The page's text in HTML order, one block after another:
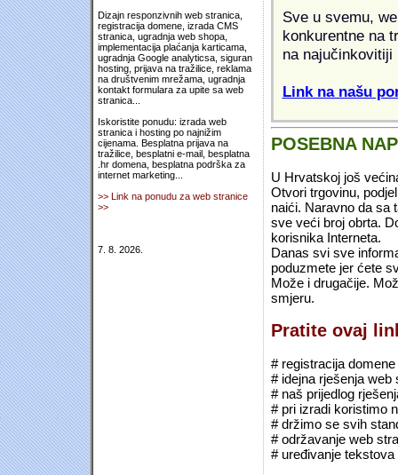
Dizajn responzivnih web stranica,
registracija domene, izrada CMS
stranica, ugradnja web shopa,
implementacija plaćanja karticama,
ugradnja Google analyticsa, siguran
hosting, prijava na tražilice, reklama
na društvenim mrežama, ugradnja
kontakt formulara za upite sa web
stranica...
Iskoristite ponudu: izrada web
stranica i hosting po najnižim
cijenama. Besplatna prijava na
tražilice, besplatni e-mail, besplatna
.hr domena, besplatna podrška za
internet marketing...
>> Link na ponudu za web stranice
>>
7. 8. 2026.
Sve u svemu,
konkurentne na
na najučinkovitiji
Link na našu
POSEBNA
U Hrvatskoj još
Otvori trgovinu,
naići. Naravno da sa
sve veći broj obrta.
korisnika Interneta.
Danas svi sve
poduzmete jer ćete
Može i drugačije.
smjeru.
Pratite ovaj
# registracija
# idejna rješenja web
# naš prijedlog
# pri izradi koristimo
# držimo se svih
# održavanje web
# uređivanje